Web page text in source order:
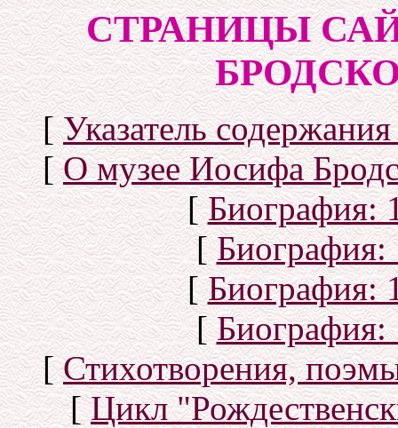
СТРАНИЦЫ
[Указатель
[О музее Иосифа
[Биография:
[Биография:
[Биография:
[Биография:
[Стихотворения,
[Цикл